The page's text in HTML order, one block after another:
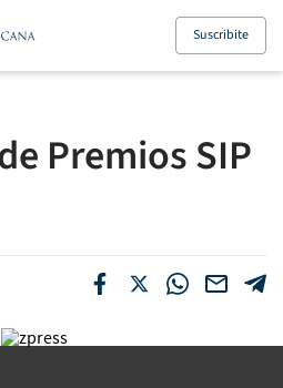
Suscribite
Premios SIP